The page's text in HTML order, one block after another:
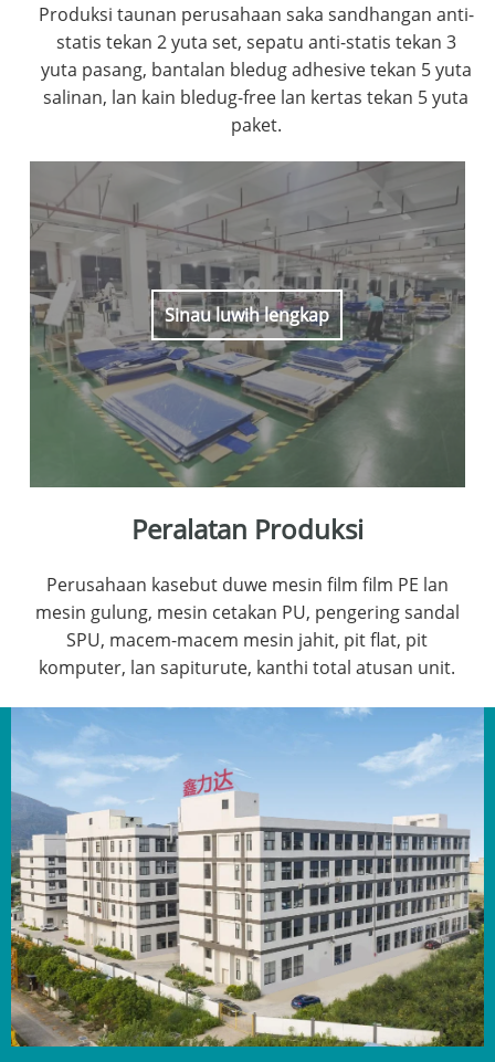
Produksi taunan perusahaan saka sandhangan anti-
statis tekan 2 yuta set, sepatu anti-statis tekan 3
yuta pasang, bantalan bledug adhesive tekan 5 yuta
salinan, lan kain bledug-free lan kertas tekan 5 yuta
paket.
Sinau luwih lengkap
Peralatan Produksi
Perusahaan kasebut duwe mesin film film PE lan
mesin gulung, mesin cetakan PU, pengering sandal
SPU, macem-macem mesin jahit, pit flat, pit
komputer, lan sapiturute, kanthi total atusan unit.